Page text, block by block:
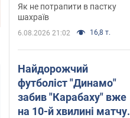
Як не потрапити в пастку
шахраїв
6.08.2026 21:02 16,8 т.
Найдорожчий
футболіст "Динамо"
забив "Карабаху" вже
на 10-й хвилині матчу.